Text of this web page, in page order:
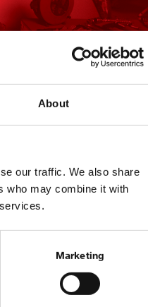
About
our traffic. We also share
who may combine it with
Marketing
Prohlášení o
Všeobecné
Vlastní zveřejnění
Whistleblower